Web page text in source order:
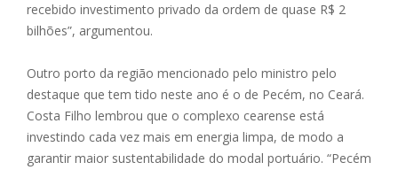
recebido investimento privado da ordem de quase R$ 2
bilhões”, argumentou.
Outro porto da região mencionado pelo ministro pelo
destaque que tem tido neste ano é o de Pecém, no Ceará.
Costa Filho lembrou que o complexo cearense está
investindo cada vez mais em energia limpa, de modo a
garantir maior sustentabilidade do modal portuário. “Pecém